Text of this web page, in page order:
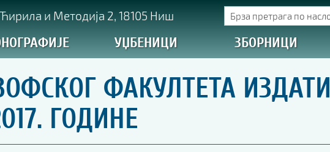
и Методија 2, 18105 Ниш
УЏБЕНИЦИ ЗБОРНИЦИ
ФАКУЛТЕТА ИЗДАТИ
ГОДИНЕ